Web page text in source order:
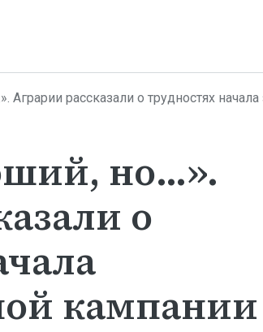
рассказали о трудностях начала
но…».
о
кампании